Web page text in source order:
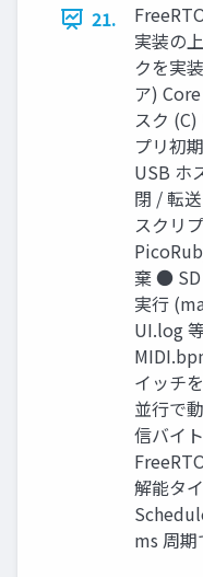
21.
実装の
クを実
ア)
スク
プリ初
USB ホ
閉 / 転
スクリ
棄 ● SD
実行
UI.log
イッチ
並行で
信バイ
解能タ
ms 周